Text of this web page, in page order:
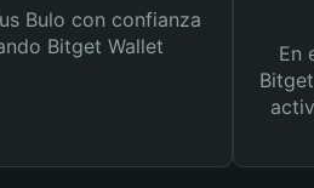
Bulo con confianza
Bitget Wallet
En